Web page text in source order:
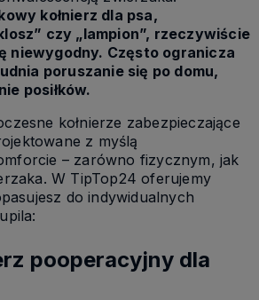
kołnierz dla psa,
czy „lampion”, rzeczywiście
niewygodny. Często ogranicza
poruszanie się po domu,
posiłków.
kołnierze zabezpieczające
z myślą
– zarówno fizycznym, jak
W TipTop24 oferujemy
do indywidualnych
pooperacyjny dla